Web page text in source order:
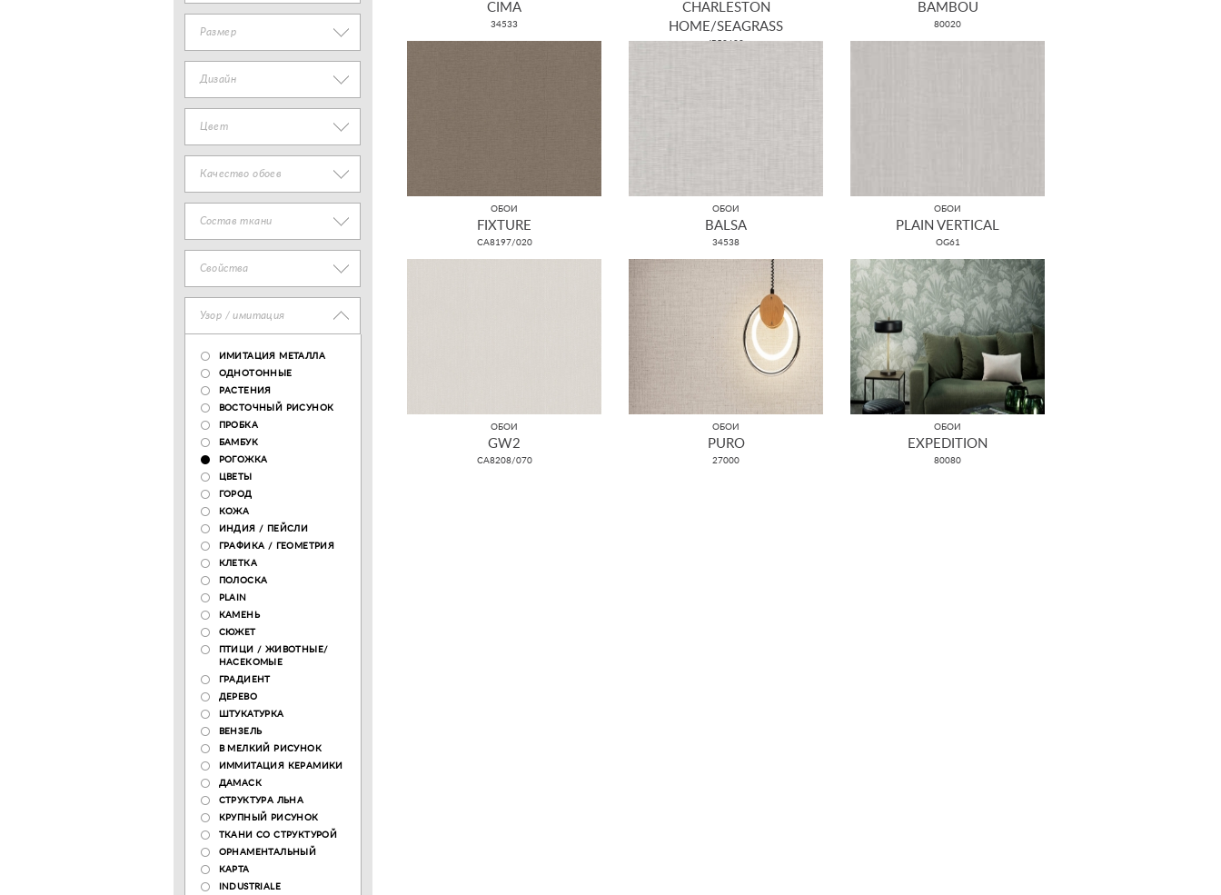
Размер
Дизайн
Цвет
Качество обоев
Состав ткани
Свойства
Узор / имитация
ИМИТАЦИЯ МЕТАЛЛА
ОДНОТОННЫЕ
РАСТЕНИЯ
ВОСТОЧНЫЙ РИСУНОК
ПРОБКА
БАМБУК
РОГОЖКА
ЦВЕТЫ
ГОРОД
КОЖА
ИНДИЯ / ПЕЙСЛИ
ГРАФИКА / ГЕОМЕТРИЯ
КЛЕТКА
ПОЛОСКА
PLAIN
КАМЕНЬ
СЮЖЕТ
ПТИЦИ / ЖИВОТНЫЕ/
НАСЕКОМЫЕ
ГРАДИЕНТ
ДЕРЕВО
ШТУКАТУРКА
ВЕНЗЕЛЬ
В МЕЛКИЙ РИСУНОК
ИММИТАЦИЯ КЕРАМИКИ
ДАМАСК
СТРУКТУРА ЛЬНА
КРУПНЫЙ РИСУНОК
ТКАНИ СО СТРУКТУРОЙ
ОРНАМЕНТАЛЬНЫЙ
КАРТА
INDUSTRIALE
CIMA
34533
CHARLESTON
HOME/SEAGRASS
JB50600
BAMBOU
80020
ОБОИ
FIXTURE
CA8197/020
ОБОИ
BALSA
34538
ОБОИ
PLAIN VERTICAL
OG61
ОБОИ
GW2
CA8208/070
ОБОИ
PURO
27000
ОБОИ
EXPEDITION
80080